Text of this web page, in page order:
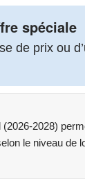
DANS LE
exposé sont
spéciale
de prix ou
2028)
le niveau de